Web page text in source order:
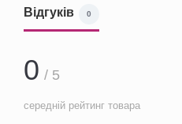
Відгуків 0
0 / 5
середній рейтинг товара